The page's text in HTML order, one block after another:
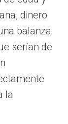
dinero
balanza
serían de
la